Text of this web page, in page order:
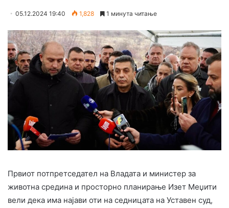
05.12.2024 19:40 1,828 1 минута читање
Првиот потпретседател на Владата и министер за
животна средина и просторно планирање Изет Меџити
вели дека има најави оти на седницата на Уставен суд,